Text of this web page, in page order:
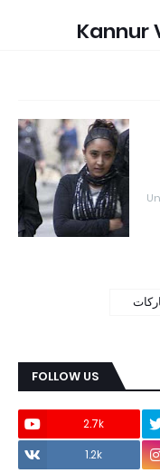
Kannur
FOLLOW US
2.7k
1.2k